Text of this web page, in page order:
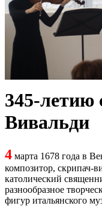
345-летию
Вивальди
4 марта 1678 года в
композитор, скрипач-
католический
разнообразное
фигур итальянского